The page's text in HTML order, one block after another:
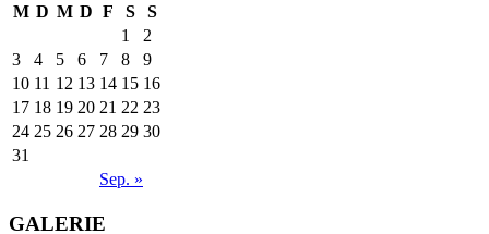
M D M D F S S
Sep. »
1
2
3
4 5 6 7 8
9
10 11 12 13 14 15 16
17 18 19 20 21 22 23
24 25 26 27 28 29 30
31
GALERIE